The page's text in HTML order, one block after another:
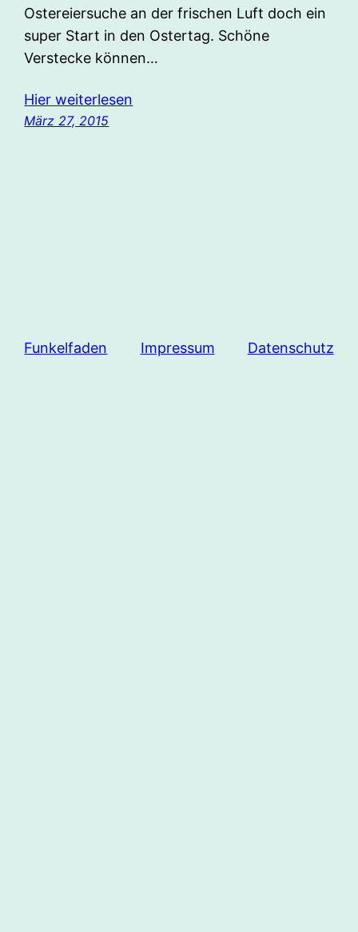
Ostereiersuche an der frischen Luft doch ein
super Start in den Ostertag. Schöne
Verstecke können…
Hier weiterlesen
März 27, 2015
Funkelfaden Impressum Datenschutz